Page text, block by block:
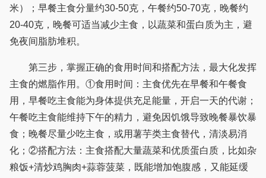
米）；早餐主食分量约30-50克，午餐约50-70克，晚餐约
20-40克，晚餐可适当减少主食，以蔬菜和蛋白质为主，避
免夜间脂肪堆积。
第三步，掌握正确的食用时间和搭配方法，最大化发挥
主食的燃脂作用。①食用时间：主食优先在早餐和午餐食
用，早餐吃主食能为身体提供充足能量，开启一天的代谢；
午餐吃主食能维持下午的精力，避免因饥饿导致晚餐暴饮暴
食；晚餐尽量少吃主食，或用薯芋类主食替代，清淡易消
化；②搭配方法：主食搭配大量蔬菜和优质蛋白质，比如杂
粮饭+清炒鸡胸肉+蒜蓉菠菜，既能增加饱腹感，又能延缓